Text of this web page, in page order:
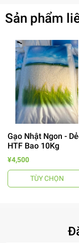
- 64%
Sản phẩm
Gạo Nhật Ngon -
HTF Bao 10Kg
¥4,500
TÙY CHỌN